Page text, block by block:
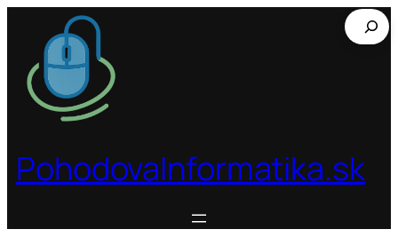
obsah
PohodovaInformatika.sk
Hľadať